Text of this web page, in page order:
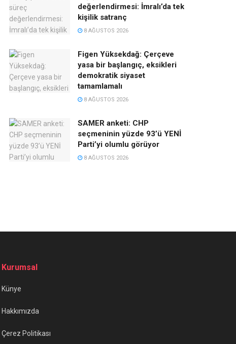
değerlendirmesi: İmralı’da tek
kişilik satranç
8 AĞUSTOS 2026
Figen Yüksekdağ: Çerçeve
yasa bir başlangıç, eksikleri
demokratik siyaset
tamamlamalı
8 AĞUSTOS 2026
SAMER anketi: CHP
seçmeninin yüzde 93’ü YENİ
Parti’yi olumlu görüyor
8 AĞUSTOS 2026
Kurumsal
Künye
Hakkımızda
Çerez Politikası